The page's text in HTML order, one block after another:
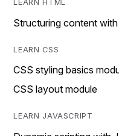
LEARN HTML
Structuring content
LEARN CSS
CSS styling basics
CSS layout module
LEARN JAVASCRIPT